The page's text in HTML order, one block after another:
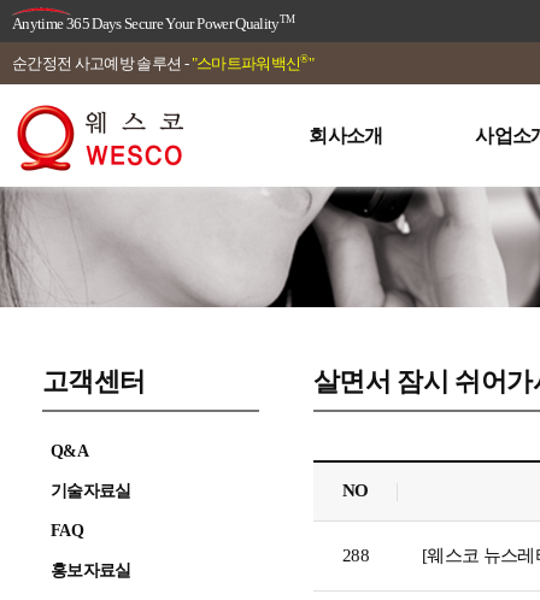
Anytime 365 Days Secure Your Power QualityTM
순간정전 사고예방 솔루션 - "스마트파워백신®"
회사소개 사업소
고객센터
Q&A
기술자료실
FAQ
홍보자료실
살면서 잠시 쉬어가
NO
288 [웨스코 뉴스레